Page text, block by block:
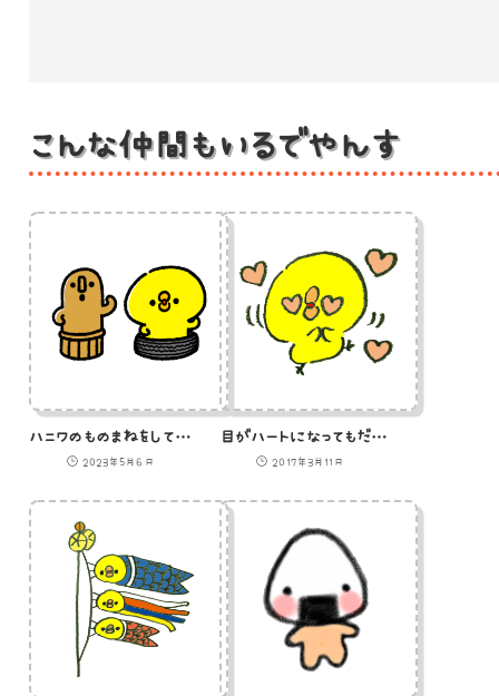
こんな仲間もいるでやんす
ハニワのものまねをしているひよこ
2023年5月6日
目がハートになってもだえるひよこのイラスト
2017年3月11日